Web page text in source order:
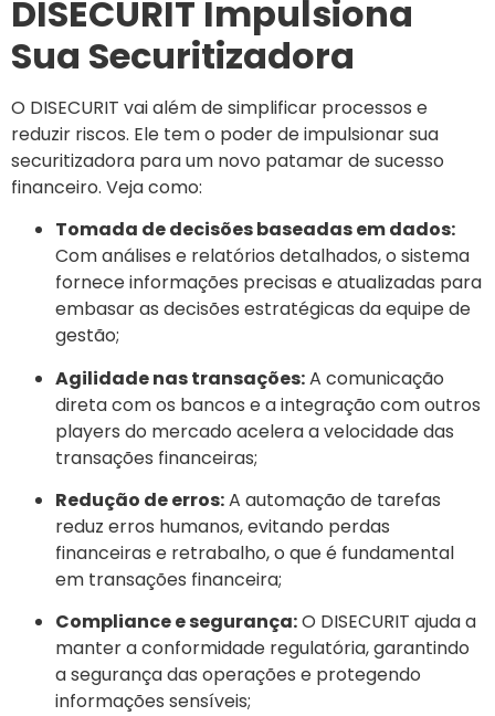
DISECURIT Impulsiona
Sua Securitizadora
O DISECURIT vai além de simplificar processos e
reduzir riscos. Ele tem o poder de impulsionar sua
securitizadora para um novo patamar de sucesso
financeiro. Veja como:
Tomada de decisões baseadas em dados:
Com análises e relatórios detalhados, o sistema
fornece informações precisas e atualizadas para
embasar as decisões estratégicas da equipe de
gestão;
Agilidade nas transações:A comunicação
direta com os bancos e a integração com outros
players do mercado acelera a velocidade das
transações financeiras;
Redução de erros:A automação de tarefas
reduz erros humanos, evitando perdas
financeiras e retrabalho, o que é fundamental
em transações financeira;
Compliance e segurança:O DISECURIT ajuda a
manter a conformidade regulatória, garantindo
a segurança das operações e protegendo
informações sensíveis;